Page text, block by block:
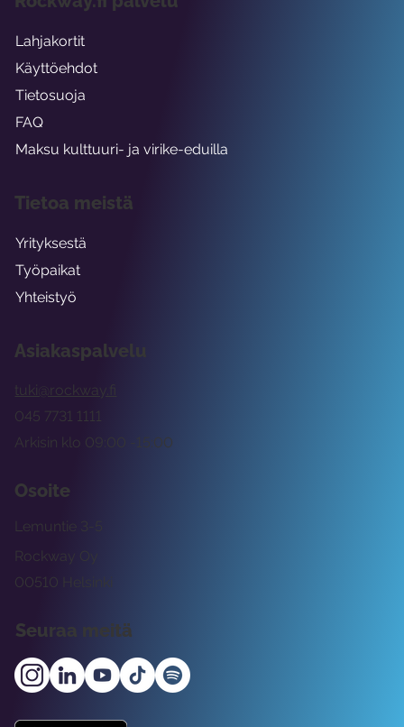
Asiakaspalvelu
tuki@rockway.fi
Arkisin klo 09:00 -15:00
045 7731 1111
Osoite
Rockway Oy
Lemuntie 3-5
00510 Helsinki
Seuraa meitä
Lahjakortit
Käyttöehdot
Tietosuoja
FAQ
Maksu kulttuuri- ja virike-eduilla
Tietoa meistä
Yrityksestä
Työpaikat
Yhteistyö